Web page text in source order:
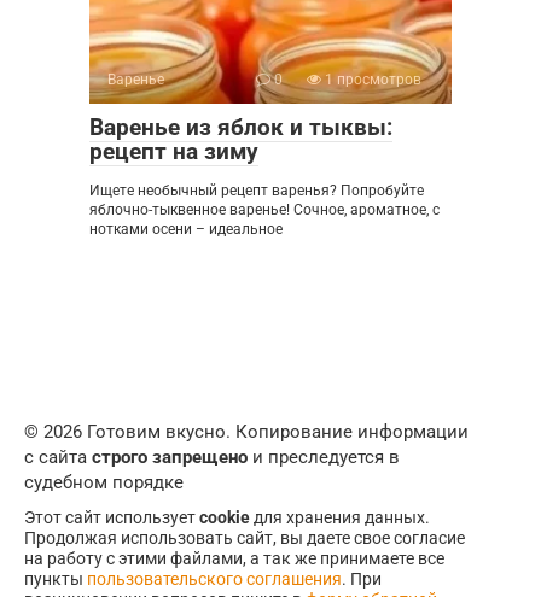
Варенье 0 1 просмотров
Варенье из яблок и тыквы:
рецепт на зиму
Ищете необычный рецепт варенья? Попробуйте
яблочно-тыквенное варенье! Сочное, ароматное, с
нотками осени – идеальное
© 2026 Готовим вкусно. Копирование информации
с сайта строго запрещено и преследуется в
судебном порядке
Этот сайт используетcookieдля хранения данных.
Продолжая использовать сайт, вы даете свое согласие
на работу с этими файлами, а так же принимаете все
пункты пользовательского соглашения. При